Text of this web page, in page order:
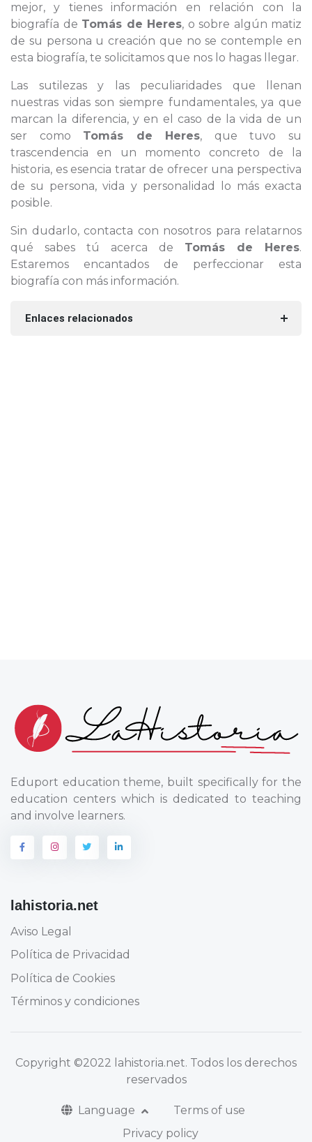
mejor, y tienes información en relación con la
biografía de Tomás de Heres, o sobre algún matiz
de su persona u creación que no se contemple en
esta biografía, te solicitamos que nos lo hagas llegar.
Las sutilezas y las peculiaridades que llenan
nuestras vidas son siempre fundamentales, ya que
marcan la diferencia, y en el caso de la vida de un
ser como Tomás de Heres, que tuvo su
trascendencia en un momento concreto de la
historia, es esencia tratar de ofrecer una perspectiva
de su persona, vida y personalidad lo más exacta
posible.
Sin dudarlo, contacta con nosotros para relatarnos
qué sabes tú acerca de Tomás de Heres.
Estaremos encantados de perfeccionar esta
biografía con más información.
Enlaces relacionados
Eduport education theme, built specifically for the
education centers which is dedicated to teaching
and involve learners.
lahistoria.net
Aviso Legal
Política de Privacidad
Política de Cookies
Términos y condiciones
Copyright ©2022 lahistoria.net. Todos los derechos
reservados
Language
Terms of use
Privacy policy